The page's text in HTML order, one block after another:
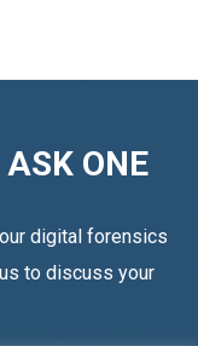
ONE
digital forensics
to discuss your